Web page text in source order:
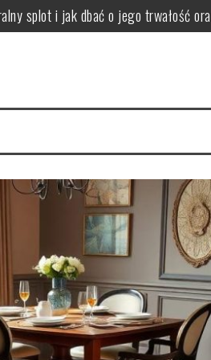
splot i jak dbać o jego trwałość
komfort i harmonię w jadalni
i dobierać metody czyszczenia dla
wybrać rozmiar, kształt i kolor dla